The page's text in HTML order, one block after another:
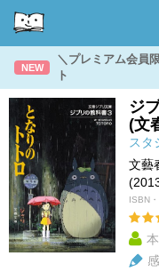
NEW
＼プレミアム会員
ト
ジ
(文
スタ
文藝
ISBN